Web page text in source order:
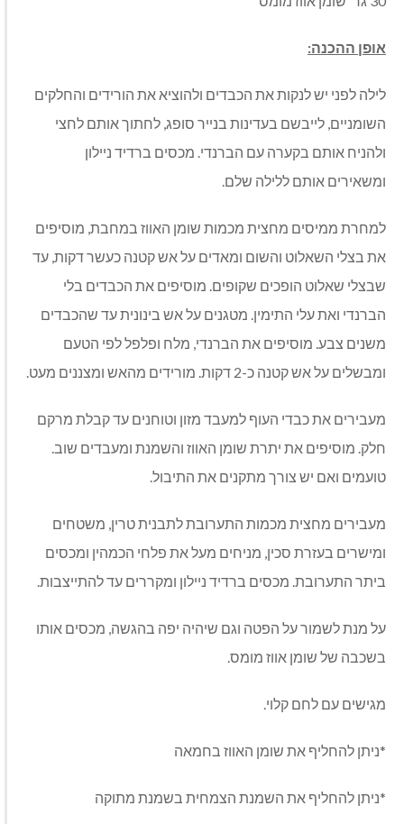
אופן ההכנה:
לילה לפני יש לנקות את הכבדים ולהוציא את הורידים והחלקים
השומניים, לייבשם בעדינות בנייר סופג, לחתוך אותם לחצי
ולהניח אותם בקערה עם הברנדי. מכסים ברדיד ניילון
ומשאירים אותם ללילה שלם.
למחרת ממיסים מחצית מכמות שומן האווז במחבת, מוסיפים
את בצלי השאלוט והשום ומאדים על אש קטנה כעשר דקות, עד
שבצלי שאלוט הופכים שקופים. מוסיפים את הכבדים בלי
הברנדי ואת עלי התימין. מטגנים על אש בינונית עד שהכבדים
משנים צבע. מוסיפים את הברנדי, מלח ופלפל לפי הטעם
ומבשלים על אש קטנה כ-2 דקות. מורידים מהאש ומצננים מעט.
מעבירים את כבדי העוף למעבד מזון וטוחנים עד קבלת מרקם
חלק. מוסיפים את יתרת שומן האווז והשמנת ומעבדים שוב.
טועמים ואם יש צורך מתקנים את התיבול.
מעבירים מחצית מכמות התערובת לתבנית טרין, משטחים
ומישרים בעזרת סכין, מניחים מעל את פלחי הכמהין ומכסים
ביתר התערובת. מכסים ברדיד ניילון ומקררים עד להתייצבות.
על מנת לשמור על הפטה וגם שיהיה יפה בהגשה, מכסים אותו
בשכבה של שומן אווז מומס.
מגישים עם לחם קלוי.
*ניתן להחליף את שומן האווז בחמאה
*ניתן להחליף את השמנת הצמחית בשמנת מתוקה